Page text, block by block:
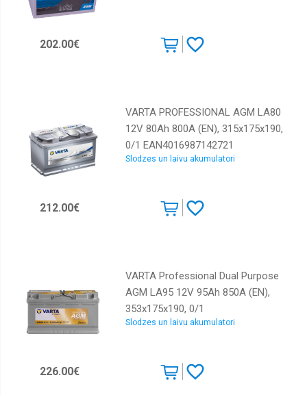
202.00€
VARTA PROFESSIONAL AGM LA80
12V 80Ah 800A (EN), 315x175x190,
0/1 EAN4016987142721
Slodzes un laivu akumulatori
212.00€
VARTA Professional Dual Purpose
AGM LA95 12V 95Ah 850A (EN),
353x175x190, 0/1
EAN4016987167007
Slodzes un laivu akumulatori
226.00€